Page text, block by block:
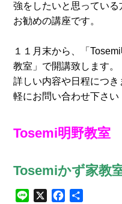
強をしたいと思っている
お勧めの講座です。
１１月末から、「
教室」で開講致します。
詳しい内容や日程につ
軽にお問い合わせ下さい
Tosemi明野教
Tosemiかず家教
Line X Facebook